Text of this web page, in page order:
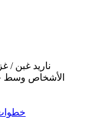
ناريد غبن /
الأشخاص وسط